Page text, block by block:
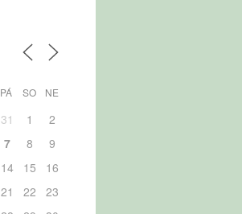
PÁ SO NE
31 1
2
7 8
9
14 15
16
21 22
23